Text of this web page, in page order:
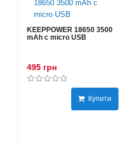
KEEPPOWER 18650 3500
mAh с micro USB
495 грн
Купити